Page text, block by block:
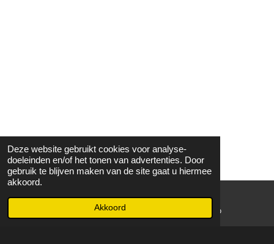
Deze website gebruikt cookies voor analyse-
doeleinden en/of het tonen van advertenties. Door
gebruik te blijven maken van de site gaat u hiermee
akkoord.
Akkoord WhatsApp